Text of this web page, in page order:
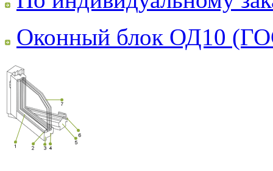
Оконный блок ОД10